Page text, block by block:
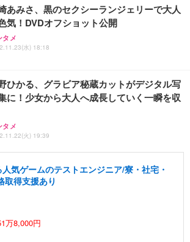
あみさ、黒のセクシーランジェリーで大人
気！DVDオフショット公開
タメ
水) 18:18
ひかる、グラビア秘蔵カットがデジタル写
に！少女から大人へ成長していく一瞬を収
タメ
火) 19:39
気ゲームのテストエンジニア/寮・社宅・
取得支援あり
万8,000円